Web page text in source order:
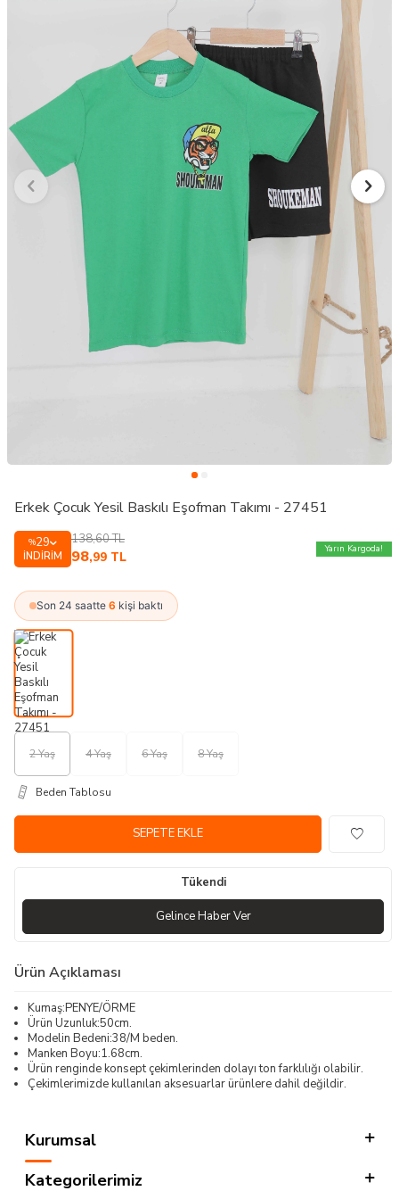
Erkek Çocuk Yesil Baskılı Eşofman Takımı - 27451
%29
İNDIRIM
138,60TL
98,99 TL
Yarın Kargoda!
Son 24 saatte 6 kişi baktı
2 Yaş 4 Yaş 6 Yaş 8 Yaş
Beden Tablosu
SEPETE EKLE
Tükendi
Gelince Haber Ver
Ürün Açıklaması
Kumaş:PENYE/ÖRME
Ürün Uzunluk:50cm.
Modelin Bedeni:38/M beden.
Manken Boyu:1.68cm.
Ürün renginde konsept çekimlerinden dolayı ton farklılığı olabilir.
Çekimlerimizde kullanılan aksesuarlar ürünlere dahil değildir.
Kurumsal
Kategorilerimiz